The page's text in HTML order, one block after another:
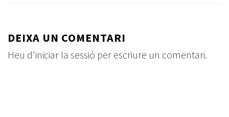
DEIXA UN COMENTARI
Heu d'iniciar la sessió per escriure un comentari.